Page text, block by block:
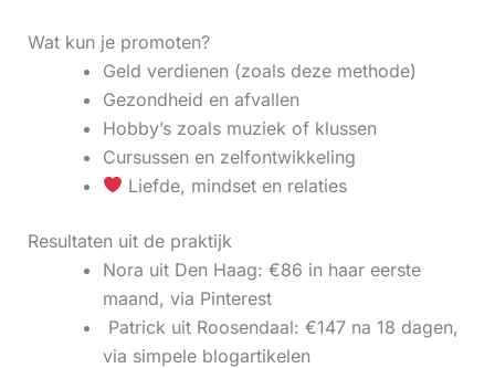
Wat kun je promoten?
Geld verdienen (zoals deze methode)
Gezondheid en afvallen
Hobby’s zoals muziek of klussen
Cursussen en zelfontwikkeling
Liefde, mindset en relaties
Resultaten uit de praktijk
Nora uit Den Haag: €86 in haar eerste
maand, via Pinterest
‍ Patrick uit Roosendaal: €147 na 18 dagen,
via simpele blogartikelen